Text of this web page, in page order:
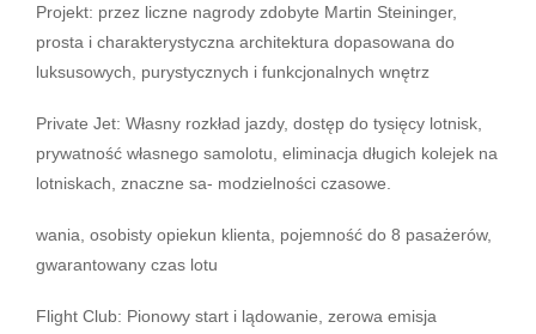
Projekt: przez liczne nagrody zdobyte Martin Steininger,
prosta i charakterystyczna architektura dopasowana do
luksusowych, purystycznych i funkcjonalnych wnętrz
Private Jet: Własny rozkład jazdy, dostęp do tysięcy lotnisk,
prywatność własnego samolotu, eliminacja długich kolejek na
lotniskach, znaczne sa- modzielności czasowe.
wania, osobisty opiekun klienta, pojemność do 8 pasażerów,
gwarantowany czas lotu
Flight Club: Pionowy start i lądowanie, zerowa emisja